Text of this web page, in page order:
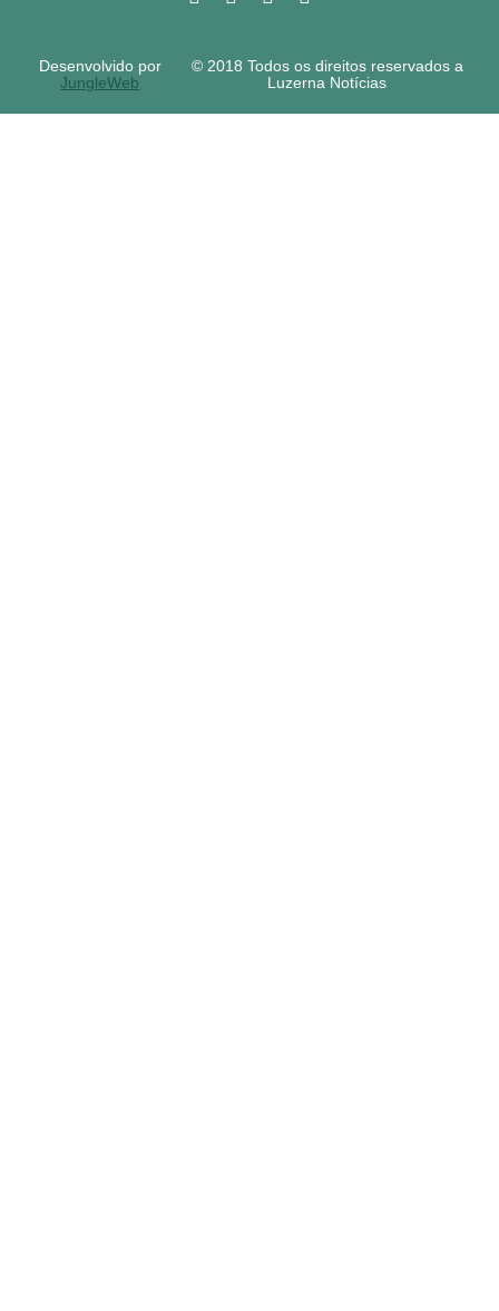
© 2018 Todos os direitos reservados a
Luzerna Notícias
Desenvolvido por
JungleWeb